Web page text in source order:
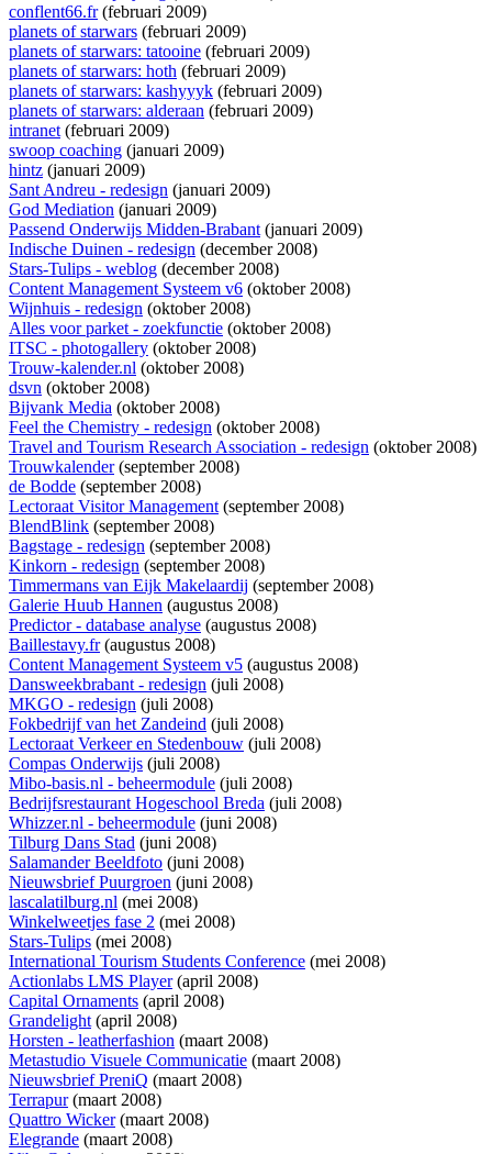
conflent66.fr(februari 2009)
planets of starwars (februari 2009)
planets of starwars: tatooine (februari 2009)
planets of starwars: hoth (februari 2009)
planets of starwars: kashyyyk (februari 2009)
planets of starwars: alderaan (februari 2009)
intranet(februari 2009)
swoop coaching (januari 2009)
hintz (januari 2009)
Sant Andreu - redesign (januari 2009)
God Mediation (januari 2009)
Passend Onderwijs Midden-Brabant(januari 2009)
Indische Duinen - redesign (december 2008)
Stars-Tulips - weblog (december 2008)
Content Management Systeem v6 (oktober 2008)
Wijnhuis - redesign (oktober 2008)
Alles voor parket - zoekfunctie (oktober 2008)
ITSC - photogallery (oktober 2008)
Trouw-kalender.nl (oktober 2008)
dsvn (oktober 2008)
Bijvank Media (oktober 2008)
Feel the Chemistry - redesign (oktober 2008)
Travel and Tourism Research Association - redesign (oktober 2008)
Trouwkalender(september 2008)
de Bodde (september 2008)
Lectoraat Visitor Management(september 2008)
BlendBlink (september 2008)
Bagstage - redesign (september 2008)
Kinkorn - redesign (september 2008)
Timmermans van Eijk Makelaardij (september 2008)
Galerie Huub Hannen (augustus 2008)
Predictor - database analyse (augustus 2008)
Baillestavy.fr(augustus 2008)
Content Management Systeem v5 (augustus 2008)
Dansweekbrabant - redesign (juli 2008)
MKGO - redesign (juli 2008)
Fokbedrijf van het Zandeind (juli 2008)
Lectoraat Verkeer en Stedenbouw (juli 2008)
Compas Onderwijs (juli 2008)
Mibo-basis.nl - beheermodule (juli 2008)
Bedrijfsrestaurant Hogeschool Breda (juli 2008)
Whizzer.nl - beheermodule (juni 2008)
Tilburg Dans Stad (juni 2008)
Salamander Beeldfoto (juni 2008)
Nieuwsbrief Puurgroen (juni 2008)
lascalatilburg.nl (mei 2008)
Winkelweetjes fase 2 (mei 2008)
Stars-Tulips (mei 2008)
International Tourism Students Conference (mei 2008)
Actionlabs LMS Player(april 2008)
Capital Ornaments (april 2008)
Grandelight(april 2008)
Horsten - leatherfashion (maart 2008)
Metastudio Visuele Communicatie (maart 2008)
Nieuwsbrief PreniQ (maart 2008)
Terrapur(maart 2008)
Quattro Wicker(maart 2008)
Elegrande (maart 2008)